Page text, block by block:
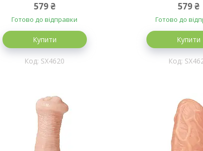
579 ₴
Готово до відправки
Купити
SX4620
579 ₴
Готово до
Купити